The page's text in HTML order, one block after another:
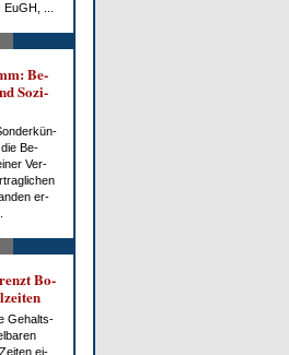
...
Be­
So­zi­
die Be­
Ver­
er­
Bo­
Ge­halts­
ei­